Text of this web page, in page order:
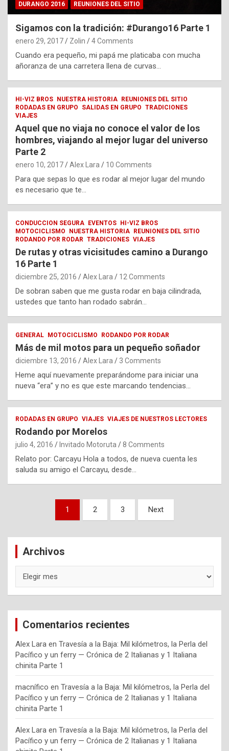
DURANGO 2016 REUNIONES DEL SITIO
Sigamos con la tradición: #Durango16 Parte 1
enero 29, 2017 Zolin 4 Comments
Cuando era pequeño, mi papá me platicaba con mucha
añoranza de una carretera llena de curvas…
HI-VIZ BROS NUESTRA HISTORIA REUNIONES DEL SITIO
RODADAS EN GRUPO
SALIDAS EN GRUPO TRADICIONES
VIAJES
Aquel que no viaja no conoce el valor de los
hombres, viajando al mejor lugar del universo
Parte 2
enero 10, 2017 Alex Lara 10 Comments
Para que sepas lo que es rodar al mejor lugar del mundo
es necesario que te…
CONDUCCION SEGURA EVENTOS HI-VIZ BROS
MOTOCICLISMO
NUESTRA HISTORIA REUNIONES DEL SITIO
RODANDO POR RODAR TRADICIONES VIAJES
De rutas y otras vicisitudes camino a Durango
16 Parte 1
diciembre 25, 2016 Alex Lara 12 Comments
De sobran saben que me gusta rodar en baja cilindrada,
ustedes que tanto han rodado sabrán…
GENERAL MOTOCICLISMO RODANDO POR RODAR
Más de mil motos para un pequeño soñador
diciembre 13, 2016 Alex Lara 3 Comments
Heme aquí nuevamente preparándome para iniciar una
nueva “era” y no es que este marcando tendencias…
RODADAS EN GRUPO VIAJES VIAJES DE NUESTROS LECTORES
Rodando por Morelos
julio 4, 2016 Invitado Motoruta 8 Comments
Relato por: Carcayu Hola a todos, de nueva cuenta les
saluda su amigo el Carcayu, desde…
Navegación
entradas
1 2 3 Next
Archivos
Comentarios recientes
Alex Lara en Travesía a la Baja: Mil kilómetros, la Perla del
Pacífico y un ferry — Crónica de 2 Italianas y 1 Italiana
chinita Parte 1
macnífico en Travesía a la Baja: Mil kilómetros, la Perla del
Pacífico y un ferry — Crónica de 2 Italianas y 1 Italiana
chinita Parte 1
Alex Lara en Travesía a la Baja: Mil kilómetros, la Perla del
Pacífico y un ferry — Crónica de 2 Italianas y 1 Italiana